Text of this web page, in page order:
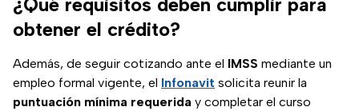
obtener el crédito?
Además, de seguir cotizando ante el IMSS mediante un
empleo formal vigente, el Infonavit solicita reunir la
puntuación mínima requerida y completar el curso